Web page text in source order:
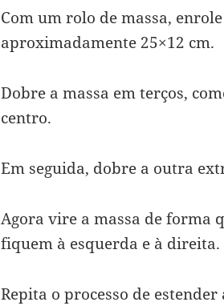
Com um rolo de massa,
aproximadamente 25×12 cm.
Dobre a massa em terços,
centro.
Em seguida, dobre a outra
Agora vire a massa de forma
fiquem à esquerda e à direita.
Repita o processo de